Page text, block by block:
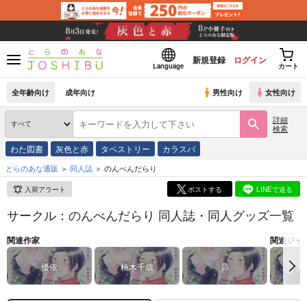
Language
新規登録 ログイン
カート
全年齢向け 成年向け 男性向け 女性向け
詳細
検索
わた図書 灰色と赤 タペストリー カラスバ
とらのあな通販 同人誌 のんべんだらり
入荷アラート ポストする LINEで送る
サークル：のんべんだらり 同人誌・同人グッズ一覧
関連作家
優依 楠木千歳 昴
関連ジャ
刀